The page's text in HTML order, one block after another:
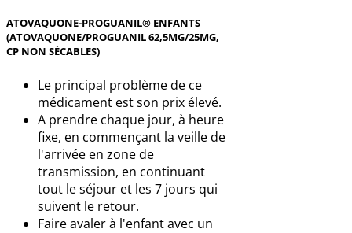
ATOVAQUONE-PROGUANIL® ENFANTS
(ATOVAQUONE/PROGUANIL 62,5MG/25MG,
CP NON SÉCABLES)
Le principal problème de ce
médicament est son prix élevé.
A prendre chaque jour, à heure
fixe, en commençant la veille de
l'arrivée en zone de
transmission, en continuant
tout le séjour et les 7 jours qui
suivent le retour.
Faire avaler à l'enfant avec un